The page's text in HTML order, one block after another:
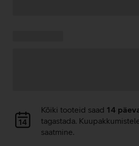
Andmete
laadimine
Kõiki tooteid saad 14
tagastada.
saatmine.